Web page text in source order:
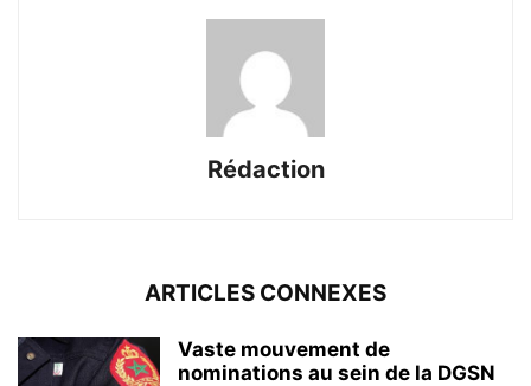
Rédaction
ARTICLES CONNEXES
Vaste mouvement de
nominations au sein de la DGSN